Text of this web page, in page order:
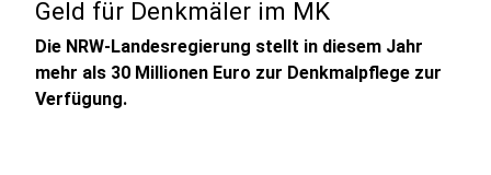
Geld für Denkmäler im MK
Die NRW-Landesregierung stellt in diesem Jahr
mehr als 30 Millionen Euro zur Denkmalpflege zur
Verfügung.